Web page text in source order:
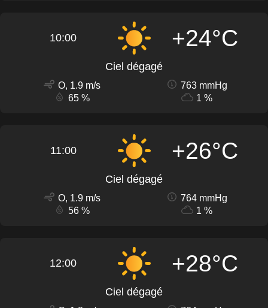
10:00 +24°C
Ciel dégagé
O, 1.9 m/s
763 mmHg
65 %
1 %
11:00 +26°C
Ciel dégagé
O, 1.9 m/s
764 mmHg
56 %
1 %
12:00 +28°C
Ciel dégagé